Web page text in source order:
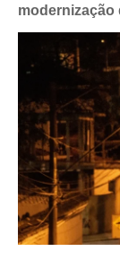
modernização